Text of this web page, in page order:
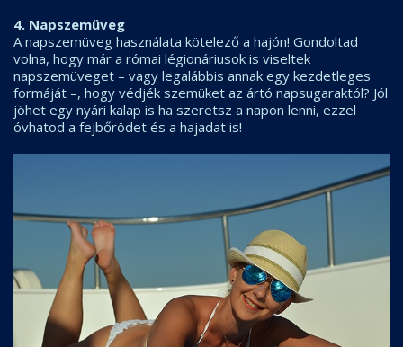
4. Napszemüveg
A napszemüveg használata kötelező a hajón! Gondoltad
volna, hogy már a római légionáriusok is viseltek
napszemüveget – vagy legalábbis annak egy kezdetleges
formáját –, hogy védjék szemüket az ártó napsugaraktól? Jól
jöhet egy nyári kalap is ha szeretsz a napon lenni, ezzel
óvhatod a fejbőrödet és a hajadat is!